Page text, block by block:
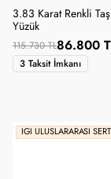
3.83 Karat Renkli
Yüzük
115.730 TL86.800
3 Taksit İmkanı
IGI ULUSLARARASI